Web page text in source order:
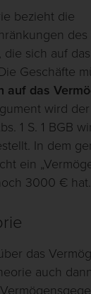
bezieht die
des
die sich auf
Geschäfte
auf das
wird
1 S. 1 BGB
In dem
ein
3000 € hat.
das
auch